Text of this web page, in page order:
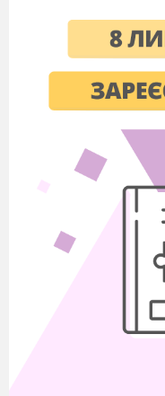
4 Квіткові
9. Складіть
спрямованих на
10. Проаналізуйте
11. Поясніть, чому
має складнішу
будову, ніж
12. Складіть
критеріями виду:
Їжак